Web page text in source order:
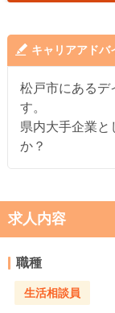
キャリアアドバ
松戸市にあるデ
す。
県内大手企業と
か？
求人内容
職種
生活相談員